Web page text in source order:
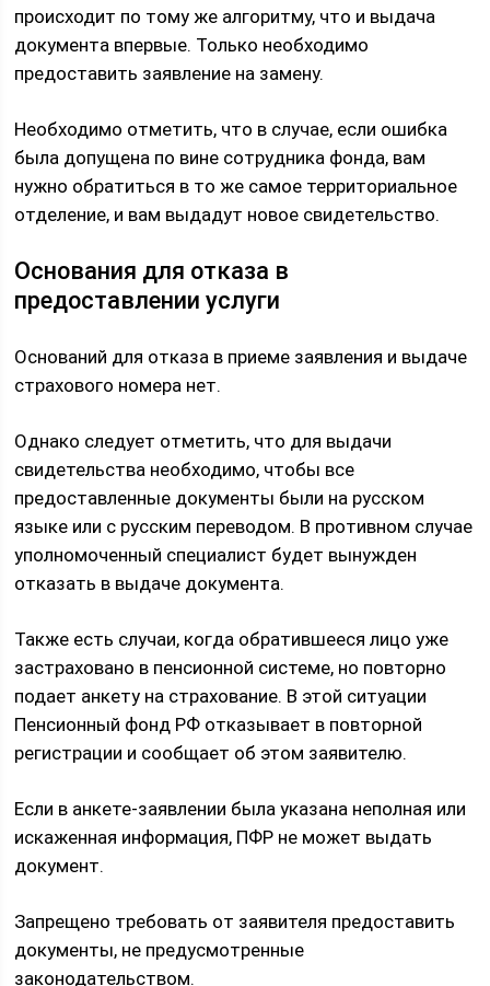
происходит по тому же алгоритму, что и выдача
документа впервые. Только необходимо
предоставить заявление на замену.
Необходимо отметить, что в случае, если ошибка
была допущена по вине сотрудника фонда, вам
нужно обратиться в то же самое территориальное
отделение, и вам выдадут новое свидетельство.
Основания для отказа в
предоставлении услуги
Оснований для отказа в приеме заявления и выдаче
страхового номера нет.
Однако следует отметить, что для выдачи
свидетельства необходимо, чтобы все
предоставленные документы были на русском
языке или с русским переводом. В противном случае
уполномоченный специалист будет вынужден
отказать в выдаче документа.
Также есть случаи, когда обратившееся лицо уже
застраховано в пенсионной системе, но повторно
подает анкету на страхование. В этой ситуации
Пенсионный фонд РФ отказывает в повторной
регистрации и сообщает об этом заявителю.
Если в анкете-заявлении была указана неполная или
искаженная информация, ПФР не может выдать
документ.
Запрещено требовать от заявителя предоставить
документы, не предусмотренные
законодательством.